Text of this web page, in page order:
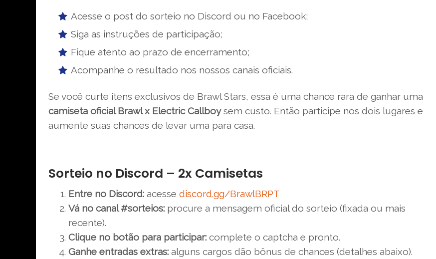
Acesse o post do sorteio no Discord ou no Facebook;
Siga as instruções de participação;
Fique atento ao prazo de encerramento;
Acompanhe o resultado nos nossos canais oficiais.
Se você curte itens exclusivos de Brawl Stars, essa é uma chance rara de ganhar uma
camiseta oficial Brawl x Electric Callboysem custo. Então participe nos dois lugares e
aumente suas chances de levar uma para casa.
Sorteio no Discord – 2x Camisetas
Entre no Discord: acesse discord.gg/BrawlBRPT
Vá no canal #sorteios: procure a mensagem oficial do sorteio (fixada ou mais
recente).
Clique no botão para participar: complete o captcha e pronto.
Ganhe entradas extras: alguns cargos dão bônus de chances (detalhes abaixo).